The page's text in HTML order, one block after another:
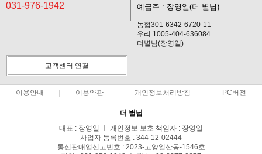
031-976-1942
예금주 : 장영일(더 별님)
농협301-6342-6720-11
우리 1005-404-636084
더별님(장영일)
고객센터 연결
이용안내 이용약관 개인정보처리방침 PC버전
더 별님
대표 : 장영일 ㅣ 개인정보 보호 책임자 : 장영일
사업자 등록번호 : 344-12-02444
통신판매업신고번호 : 2023-고양일산동-1546호